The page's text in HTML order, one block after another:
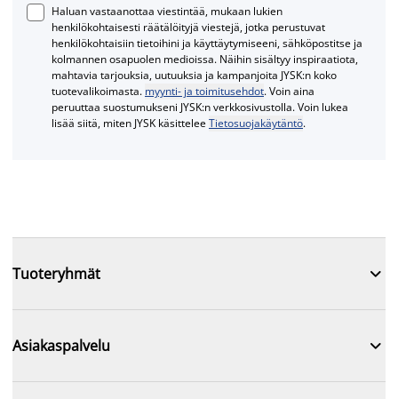
Haluan vastaanottaa viestintää, mukaan lukien
henkilökohtaisesti räätälöityjä viestejä, jotka perustuvat
henkilökohtaisiin tietoihini ja käyttäytymiseeni, sähköpostitse ja
kolmannen osapuolen medioissa. Näihin sisältyy inspiraatiota,
mahtavia tarjouksia, uutuuksia ja kampanjoita JYSK:n koko
tuotevalikoimasta. myynti- ja toimitusehdot. Voin aina
peruuttaa suostumukseni JYSK:n verkkosivustolla. Voin lukea
lisää siitä, miten JYSK käsitteleeTietosuojakäytäntö.
Tuoteryhmät 
Asiakaspalvelu 